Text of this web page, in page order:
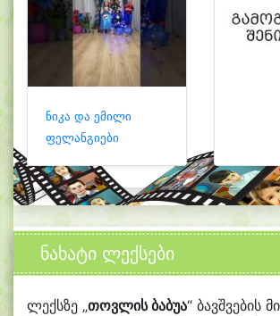
ნიკა და ემილი
ფელანგიები
ნახატი ლექსები
ლექსზე „თოვლის ბაბუა“ ბავშვების